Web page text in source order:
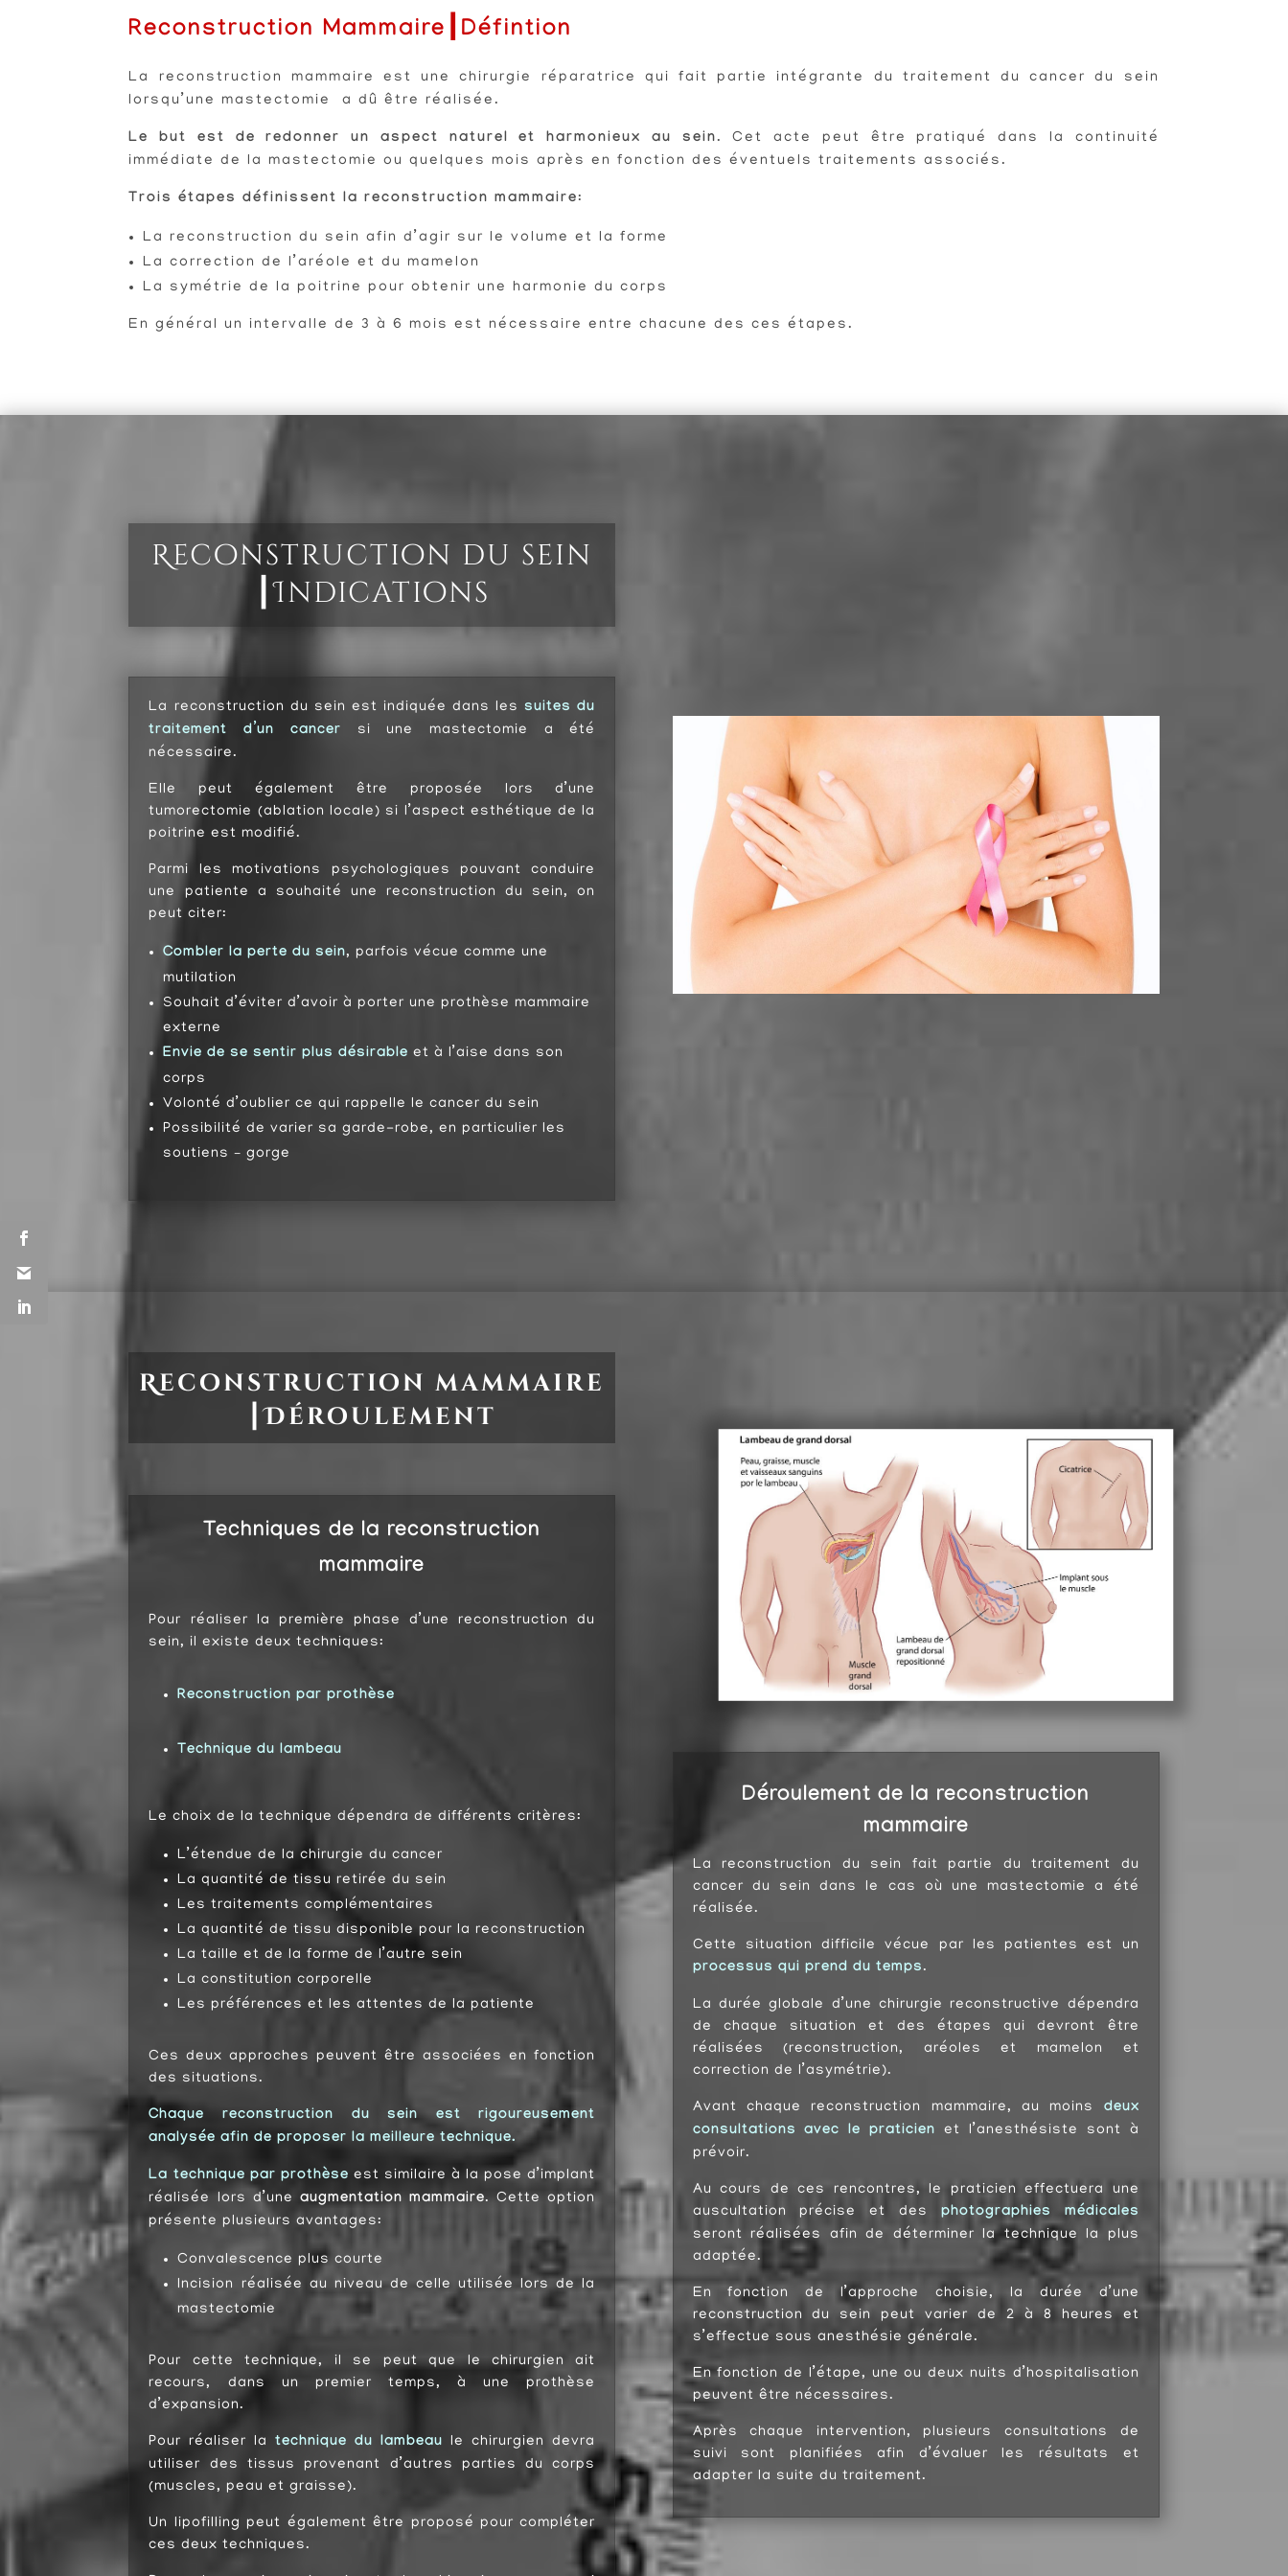
Reconstruction Mammaire ┃Défintion
La reconstruction mammaire est une chirurgie réparatrice qui fait partie intégrante du traitement du cancer du sein
lorsqu’une mastectomie a dû être réalisée.
Le but est de redonner un aspect naturel et harmonieux au sein. Cet acte peut être pratiqué dans la continuité
immédiate de la mastectomie ou quelques mois après en fonction des éventuels traitements associés.
Trois étapes définissent la reconstruction mammaire:
La reconstruction du sein afin d’agir sur le volume et la forme
La correction de l’aréole et du mamelon
La symétrie de la poitrine pour obtenir une harmonie du corps
En général un intervalle de 3 à 6 mois est nécessaire entre chacune des ces étapes.
Reconstruction du sein
┃Indications
La reconstruction du sein est indiquée dans les suites du
traitement d’un cancer si une mastectomie a été
nécessaire.
Elle peut également être proposée lors d’une
tumorectomie (ablation locale) si l’aspect esthétique de la
poitrine est modifié.
Parmi les motivations psychologiques pouvant conduire
une patiente a souhaité une reconstruction du sein, on
peut citer:
Combler la perte du sein, parfois vécue comme une
mutilation
Souhait d’éviter d’avoir à porter une prothèse mammaire
externe
Envie de se sentir plus désirable et à l’aise dans son
corps
Volonté d’oublier ce qui rappelle le cancer du sein
Possibilité de varier sa garde-robe, en particulier les
soutiens – gorge
Reconstruction mammaire
┃Déroulement
Techniques de la reconstruction
mammaire
Pour réaliser la première phase d’une reconstruction du
sein, il existe deux techniques:
Reconstruction par prothèse
Technique du lambeau
Le choix de la technique dépendra de différents critères:
L’étendue de la chirurgie du cancer
La quantité de tissu retirée du sein
Les traitements complémentaires
La quantité de tissu disponible pour la reconstruction
La taille et de la forme de l’autre sein
La constitution corporelle
Les préférences et les attentes de la patiente
Ces deux approches peuvent être associées en fonction
des situations.
Chaque reconstruction du sein est rigoureusement
analysée afin de proposer la meilleure technique.
La technique par prothèse est similaire à la pose d’implant
réalisée lors d’une augmentation mammaire. Cette option
présente plusieurs avantages:
Convalescence plus courte
Incision réalisée au niveau de celle utilisée lors de la
mastectomie
Pour cette technique, il se peut que le chirurgien ait
recours, dans un premier temps, à une prothèse
d’expansion.
Pour réaliser latechnique du lambeau le chirurgien devra
utiliser des tissus provenant d’autres parties du corps
(muscles, peau et graisse).
Un lipofilling peut également être proposé pour compléter
ces deux techniques.
Déroulement de la reconstruction
mammaire
La reconstruction du sein fait partie du traitement du
cancer du sein dans le cas où une mastectomie a été
réalisée.
Cette situation difficile vécue par les patientes est un
processus qui prend du temps.
La durée globale d’une chirurgie reconstructive dépendra
de chaque situation et des étapes qui devront être
réalisées (reconstruction, aréoles
et mamelon et
correction de l’asymétrie).
Avant chaque reconstruction mammaire, au moins deux
consultations avec le praticien et l’anesthésiste sont à
prévoir.
Au cours de ces rencontres, le praticien effectuera une
auscultation précise et des photographies médicales
seront réalisées afin de déterminer la technique la plus
adaptée.
En fonction de l’approche choisie, la durée d’une
reconstruction du sein peut varier de 2 à 8 heures et
s’effectue sous anesthésie générale.
En fonction de l’étape, une ou deux nuits d’hospitalisation
peuvent être nécessaires.
Après chaque intervention, plusieurs consultations de
suivi sont planifiées afin d’évaluer les résultats et
adapter la suite du traitement.